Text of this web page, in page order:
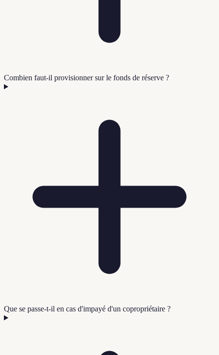
Combien faut-il provisionner sur le fonds de réserve ?
Que se passe-t-il en cas d'impayé d'un copropriétaire ?